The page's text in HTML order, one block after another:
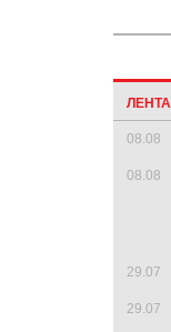
08.08
08.08
29.07
29.07